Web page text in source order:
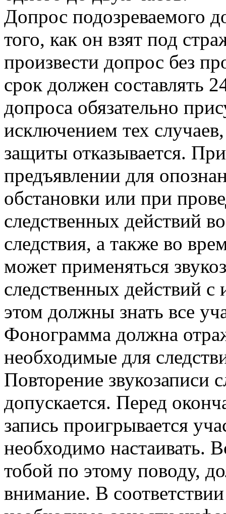
Допрос подозреваемого
того, как он взят под
произвести допрос без
срок должен составлять
допроса обязательно
исключением тех
защиты отказывается.
предъявлении для
обстановки или при
следственных действий
следствия, а также во
может применяться
следственных действий с
этом должны знать все
Фонограмма должна
необходимые для
Повторение звукозаписи
допускается. Перед
запись проигрывается
необходимо настаивать.
тобой по этому поводу,
внимание. В